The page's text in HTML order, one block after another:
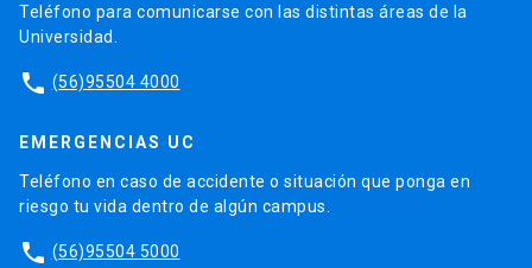
Teléfono para comunicarse con las distintas áreas de la
Universidad.
phone (56)95504 4000
EMERGENCIAS UC
Teléfono en caso de accidente o situación que ponga en
riesgo tu vida dentro de algún campus.
phone (56)95504 5000